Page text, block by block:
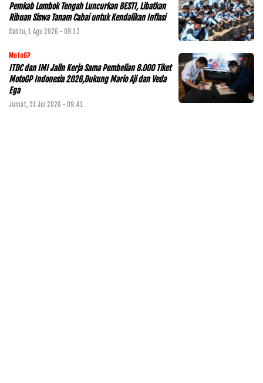
Pemkab Lombok Tengah Luncurkan BESTI, Libatkan
Ribuan Siswa Tanam Cabai untuk Kendalikan Inflasi
Sabtu, 1 Agu 2026 - 09:13
MotoGP
ITDC dan IMI Jalin Kerja Sama Pembelian 8.000 Tiket
MotoGP Indonesia 2026,Dukung Mario Aji dan Veda
Ega
Jumat, 31 Jul 2026 - 09:41